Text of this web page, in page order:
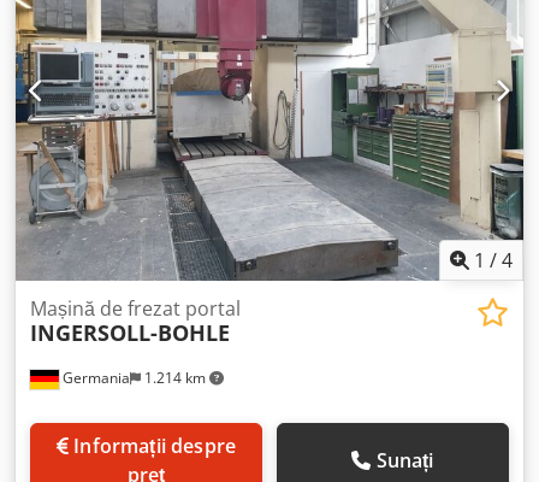
500 mm Turații arbore principal: 5-6000 rpm Djdpfx
Ajvwglvsmbock Axa c: -10 până la 370° Axa b: 5 până la
-95° Deschidere stâlp: 3000 mm Distanță între nasul
arborelui și masă: 1500 mm Greutate mașină: cca. 161 t
Dimensiuni de gabarit: cca. 20,5 x 11 x 6,3 m Această freză
portal WALDRICH-COBURG Valutec se află într-o stare
foarte, foarte bună și poate fi inspectată la vânzător, cu
programare prealabilă.
1 /4
Germania 1.214 km
Mașină de frezat portal
INGERSOLL-BOHLE
preț
Sunați